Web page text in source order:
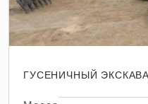
ГУСЕНИЧНЫЙ